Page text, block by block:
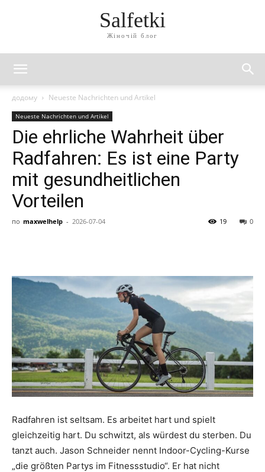
Salfetki
Жіночій блог
додому Neueste Nachrichten und Artikel
Neueste Nachrichten und Artikel
Die ehrliche Wahrheit über
Radfahren: Es ist eine Party
mit gesundheitlichen
Vorteilen
по maxwelhelp - 2026-07-04 0
19
Radfahren ist seltsam. Es arbeitet hart und spielt
gleichzeitig hart. Du schwitzt, als würdest du sterben. Du
tanzt auch. Jason Schneider nennt Indoor-Cycling-Kurse
„die größten Partys im Fitnessstudio“. Er hat nicht